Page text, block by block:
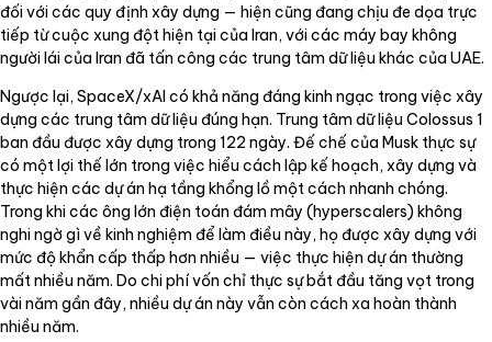
đối với các quy định xây dựng — hiện cũng đang chịu đe dọa trực
tiếp từ cuộc xung đột hiện tại của Iran, với các máy bay không
người lái của Iran đã tấn công các trung tâm dữ liệu khác của UAE.
Ngược lại, SpaceX/xAI có khả năng đáng kinh ngạc trong việc xây
dựng các trung tâm dữ liệu đúng hạn. Trung tâm dữ liệu Colossus 1
ban đầu được xây dựng trong 122 ngày. Đế chế của Musk thực sự
có một lợi thế lớn trong việc hiểu cách lập kế hoạch, xây dựng và
thực hiện các dự án hạ tầng khổng lồ một cách nhanh chóng.
Trong khi các ông lớn điện toán đám mây (hyperscalers) không
nghi ngờ gì về kinh nghiệm để làm điều này, họ được xây dựng với
mức độ khẩn cấp thấp hơn nhiều — việc thực hiện dự án thường
mất nhiều năm. Do chi phí vốn chỉ thực sự bắt đầu tăng vọt trong
vài năm gần đây, nhiều dự án này vẫn còn cách xa hoàn thành
nhiều năm.